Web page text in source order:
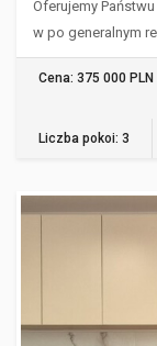
Oferujemy
w po generalnym
Cena: 375 000 PLN
Liczba pokoi: 3